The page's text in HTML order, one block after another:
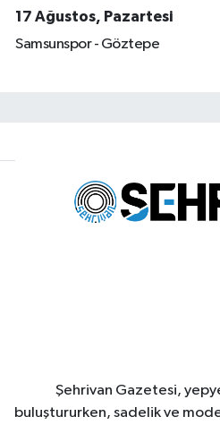
17 Ağustos, Pazartesi
Samsunspor - Göztepe
Şehrivan Gazetesi,
buluştururken, sadelik ve